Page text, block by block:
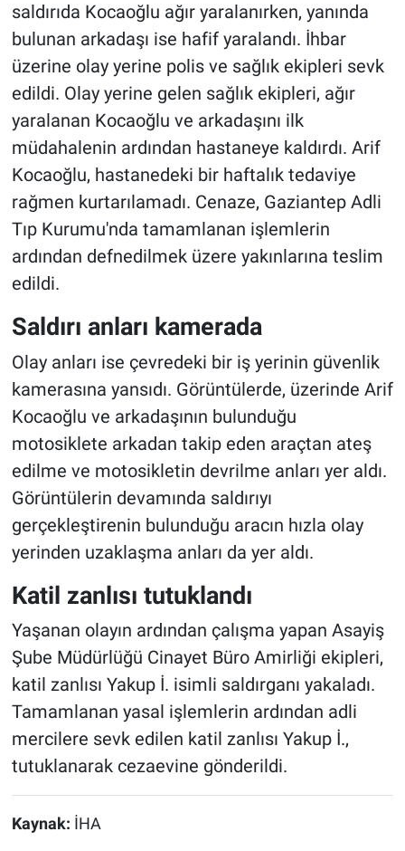
saldırıda Kocaoğlu ağır yaralanırken, yanında
bulunan arkadaşı ise hafif yaralandı. İhbar
üzerine olay yerine polis ve sağlık ekipleri sevk
edildi. Olay yerine gelen sağlık ekipleri, ağır
yaralanan Kocaoğlu ve arkadaşını ilk
müdahalenin ardından hastaneye kaldırdı. Arif
Kocaoğlu, hastanedeki bir haftalık tedaviye
rağmen kurtarılamadı. Cenaze, Gaziantep Adli
Tıp Kurumu'nda tamamlanan işlemlerin
ardından defnedilmek üzere yakınlarına teslim
edildi.
Saldırı anları kamerada
Olay anları ise çevredeki bir iş yerinin güvenlik
kamerasına yansıdı. Görüntülerde, üzerinde Arif
Kocaoğlu ve arkadaşının bulunduğu
motosiklete arkadan takip eden araçtan ateş
edilme ve motosikletin devrilme anları yer aldı.
Görüntülerin devamında saldırıyı
gerçekleştirenin bulunduğu aracın hızla olay
yerinden uzaklaşma anları da yer aldı.
Katil zanlısı tutuklandı
Yaşanan olayın ardından çalışma yapan Asayiş
Şube Müdürlüğü Cinayet Büro Amirliği ekipleri,
katil zanlısı Yakup İ. isimli saldırganı yakaladı.
Tamamlanan yasal işlemlerin ardından adli
mercilere sevk edilen katil zanlısı Yakup İ.,
tutuklanarak cezaevine gönderildi.
Kaynak: İHA